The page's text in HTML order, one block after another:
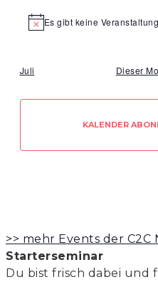
Hinweis
Es gibt keine
Juli Dieser
KALENDER
>> mehr Events der C2C
Starterseminar
Du bist frisch dabei und